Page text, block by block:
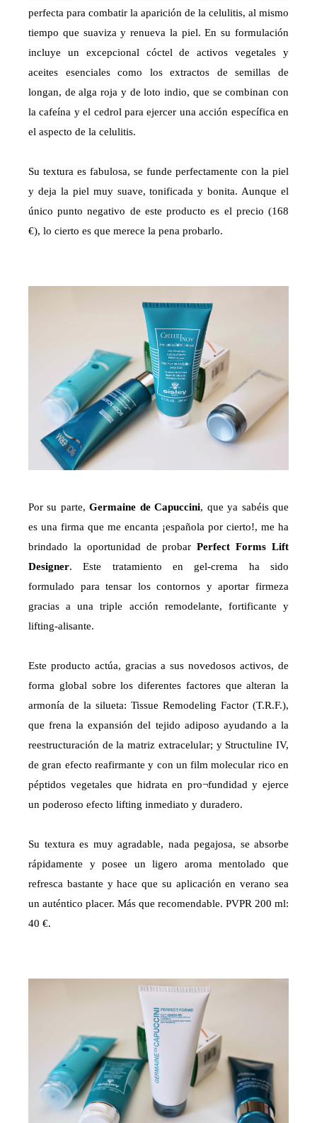
perfecta para combatir la aparición de la celulitis, al mismo
tiempo que suaviza y renueva la piel. En su formulación
incluye un excepcional cóctel de activos vegetales y
aceites esenciales como los extractos de semillas de
longan, de alga roja y de loto indio, que se combinan con
la cafeína y el cedrol para ejercer una acción específica en
el aspecto de la celulitis.
Su textura es fabulosa, se funde perfectamente con la piel
y deja la piel muy suave, tonificada y bonita. Aunque el
único punto negativo de este producto es el precio (168
€), lo cierto es que merece la pena probarlo.
Por su parte,Germaine de Capuccini, que ya sabéis que
es una firma que me encanta ¡española por cierto!, me ha
brindado la oportunidad de probarPerfect Forms Lift
Designer. Este tratamiento en gel-crema ha sido
formulado para tensar los contornos y aportar firmeza
gracias a una triple acción remodelante, fortificante y
lifting-alisante.
Este producto actúa, gracias a sus novedosos activos, de
forma global sobre los diferentes factores que alteran la
armonía de la silueta: Tissue Remodeling Factor (T.R.F.),
que frena la expansión del tejido adiposo ayudando a la
reestructuración de la matriz extracelular; y Structuline IV,
de gran efecto reafirmante y con un film molecular rico en
péptidos vegetales que hidrata en pro¬fundidad y ejerce
un poderoso efecto lifting inmediato y duradero.
Su textura es muy agradable, nada pegajosa, se absorbe
rápidamente y posee un ligero aroma mentolado que
refresca bastante y hace que su aplicación en verano sea
un auténtico placer. Más que recomendable. PVPR 200 ml:
40 €.